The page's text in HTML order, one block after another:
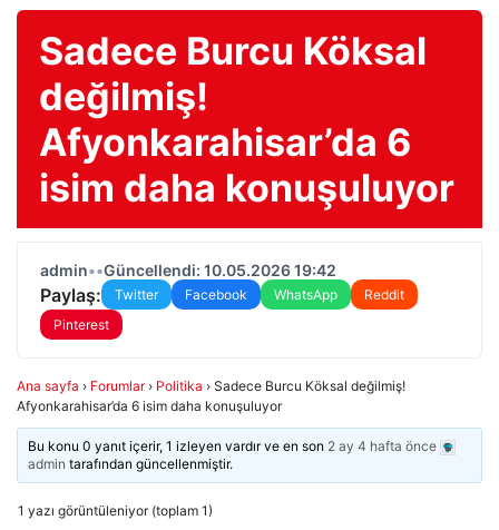
Sadece Burcu Köksal
değilmiş!
Afyonkarahisar’da 6
isim daha konuşuluyor
admin••Güncellendi: 10.05.2026 19:42
Paylaş: Twitter Facebook WhatsApp
Reddit
Pinterest
Ana sayfa › Forumlar › Politika › Sadece Burcu Köksal değilmiş!
Afyonkarahisar’da 6 isim daha konuşuluyor
Bu konu 0 yanıt içerir, 1 izleyen vardır ve en son 2 ay 4 hafta önce
admin tarafından güncellenmiştir.
1 yazı görüntüleniyor (toplam 1)